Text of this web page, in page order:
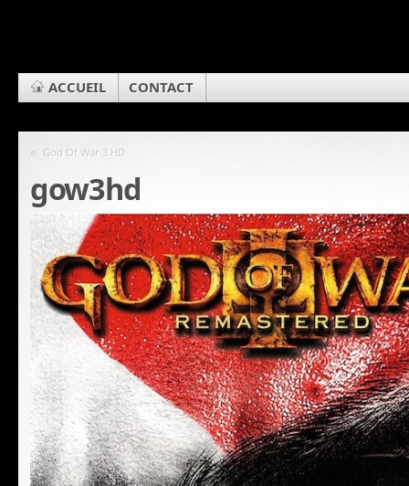
ACCUEIL CONTACT
« God Of War 3 HD
gow3hd